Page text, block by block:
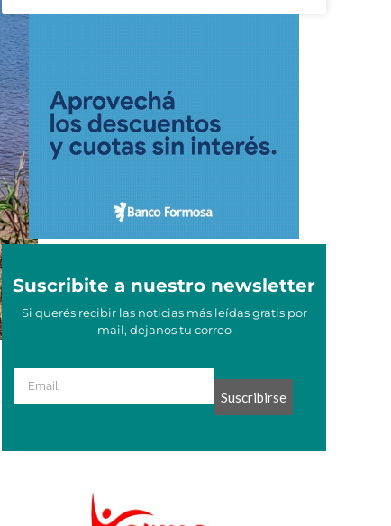
Suscribite a nuestro newsletter
Si querés recibir las noticias más leídas gratis por
mail, dejanos tu correo
Suscribirse